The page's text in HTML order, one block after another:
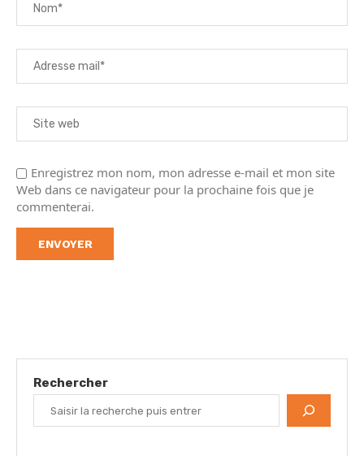
Enregistrez mon nom, mon adresse e-mail et mon site
Web dans ce navigateur pour la prochaine fois que je
commenterai.
Rechercher